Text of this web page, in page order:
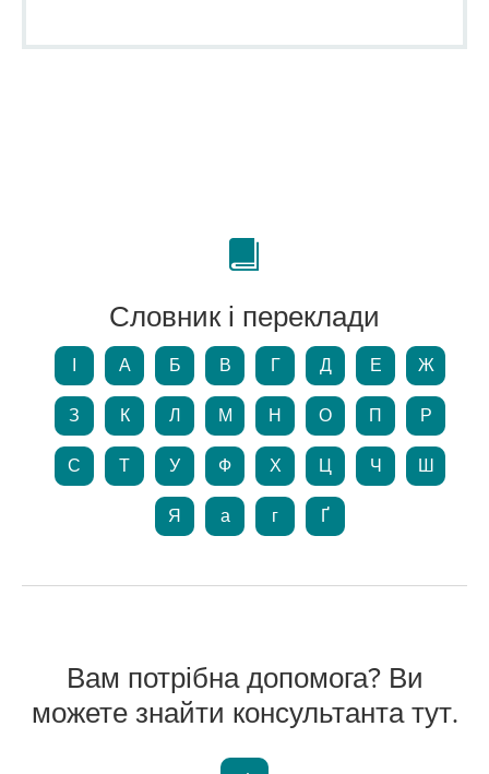
Словник і переклади
А Б В Г Д Е Ж
З К Л М Н О П Р
С Т У Ф Х Ц Ч Ш
Я а г Ґ
Вам потрібна допомога? Ви
можете знайти консультанта тут.